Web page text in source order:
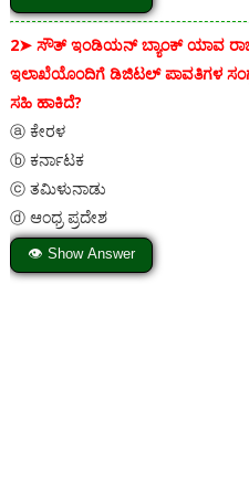
2➤ ಸೌತ್ ಇಂಡಿಯನ್ ಬ್ಯಾಂಕ್ ಯಾವ
ಇಲಾಖೆಯೊಂದಿಗೆ ಡಿಜಿಟಲ್ ಪಾವತಿಗಳ
ಸಹಿ ಹಾಕಿದೆ?
ⓐ ಕೇರಳ
ⓑ ಕರ್ನಾಟಕ
ⓒ ತಮಿಳುನಾಡು
ⓓ ಆಂಧ್ರ ಪ್ರದೇಶ
👁 Show Answer